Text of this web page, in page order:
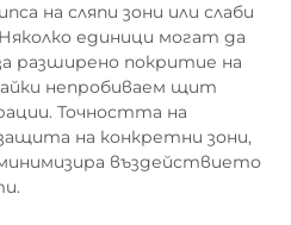
на сляпи зони или слаби
единици могат да
разширено покритие на
непробиваем щит
Точността на
на конкретни зони,
въздействието